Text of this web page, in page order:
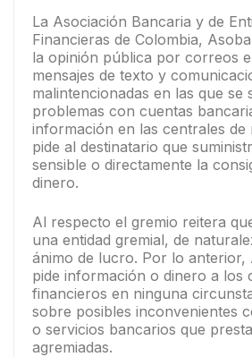
La Asociación Bancaria y de
Financieras de Colombia,
la opinión pública por correos
mensajes de texto y
malintencionadas en las que se
problemas con cuentas
información en las centrales de
pide al destinatario que
sensible o directamente la
dinero.
Al respecto el gremio reitera
una entidad gremial, de
ánimo de lucro. Por lo anterior,
pide información o dinero a los
financieros en ninguna
sobre posibles inconvenientes
o servicios bancarios que
agremiadas.